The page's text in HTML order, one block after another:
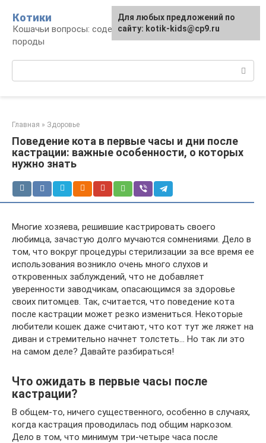
контенту
Котики
Кошачьи вопросы: содержание, лечение,
породы
Главная » Здоровье
Поведение кота в первые часы и дни после
кастрации: важные особенности, о которых
нужно знать
Многие хозяева, решившие кастрировать своего
любимца, зачастую долго мучаются сомнениями. Дело в
том, что вокруг процедуры стерилизации за все время ее
использования возникло очень много слухов и
откровенных заблуждений, что не добавляет
уверенности заводчикам, опасающимся за здоровье
своих питомцев. Так, считается, что поведение кота
после кастрации может резко измениться. Некоторые
любители кошек даже считают, что кот тут же ляжет на
диван и стремительно начнет толстеть… Но так ли это
на самом деле? Давайте разбираться!
Что ожидать в первые часы после
кастрации?
В общем-то, ничего существенного, особенно в случаях,
когда кастрация проводилась под общим наркозом.
Дело в том, что минимум три-четыре часа после
Для любых предложений по
сайту: kotik-kids@cp9.ru